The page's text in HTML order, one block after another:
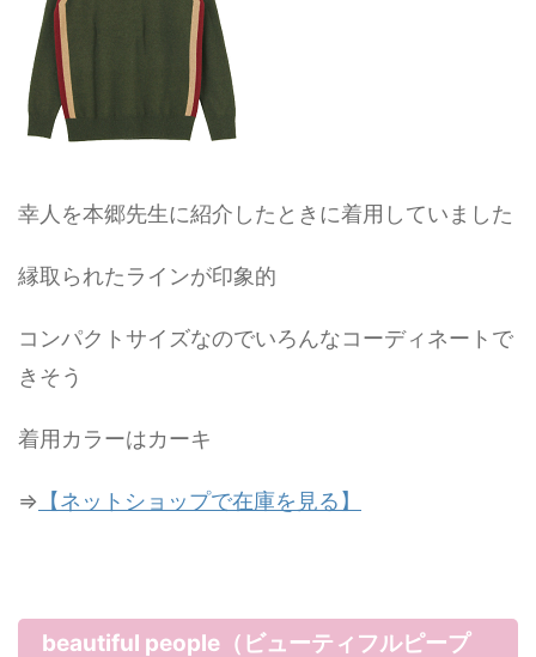
幸人を本郷先生に紹介したときに着用していました
縁取られたラインが印象的
コンパクトサイズなのでいろんなコーディネートで
きそう
着用カラーはカーキ
⇒ 【ネットショップで在庫を見る】
beautiful people（ビューティフルピープ